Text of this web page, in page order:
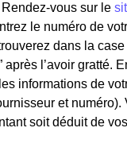
Rendez-vous sur le
le numéro de
dans la case
après l’avoir gratté.
informations de
et numéro).
soit déduit de